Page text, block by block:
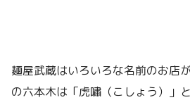
麺屋武蔵はいろいろな名前のお店
の六本木は「虎嘯（こしょう）」